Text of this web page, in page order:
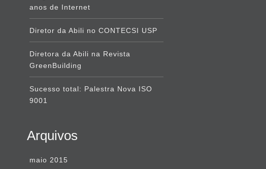
anos de Internet
Diretor da Abili no CONTECSI USP
Diretora da Abili na Revista
GreenBuilding
Sucesso total: Palestra Nova ISO
9001
Arquivos
maio 2015